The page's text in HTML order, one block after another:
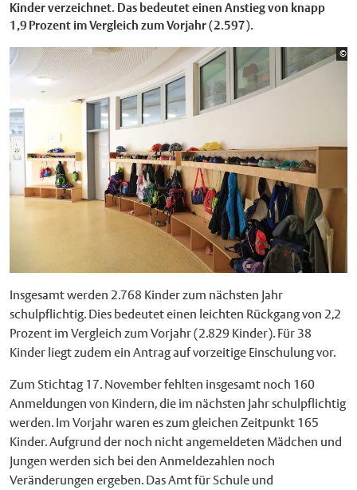
Kinder verzeichnet. Das bedeutet einen Anstieg von knapp
1,9 Prozent im Vergleich zum Vorjahr (2.597).
©
Insgesamt werden 2.768 Kinder zum nächsten Jahr
schulpflichtig. Dies bedeutet einen leichten Rückgang von 2,2
Prozent im Vergleich zum Vorjahr (2.829 Kinder). Für 38
Kinder liegt zudem ein Antrag auf vorzeitige Einschulung vor.
Zum Stichtag 17. November fehlten insgesamt noch 160
Anmeldungen von Kindern, die im nächsten Jahr schulpflichtig
werden. Im Vorjahr waren es zum gleichen Zeitpunkt 165
Kinder. Aufgrund der noch nicht angemeldeten Mädchen und
Jungen werden sich bei den Anmeldezahlen noch
Veränderungen ergeben. Das Amt für Schule und